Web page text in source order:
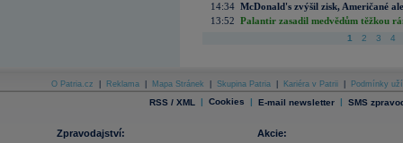
14:34 McDonald's zvýšil zisk, Američané
13:52 Palantir zasadil medvědům těžkou
1 2 3 4
O Patria.cz Reklama Mapa Stránek Skupina Patria Kariéra v Patrii Podmínky
RSS / XML | Cookies | E-mail newsletter | SMS
Zpravodajství:
Akcie: